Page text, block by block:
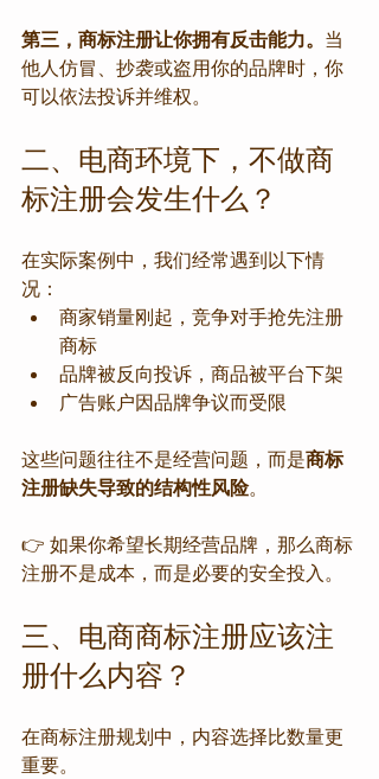
第三，商标注册让你拥有反击能力。 当
他人仿冒、抄袭或盗用你的品牌时，你
可以依法投诉并维权。
二、电商环境下，不做商
标注册会发生什么？
在实际案例中，我们经常遇到以下情
况：
商家销量刚起，竞争对手抢先注册
商标
品牌被反向投诉，商品被平台下架
广告账户因品牌争议而受限
这些问题往往不是经营问题，而是商标
注册缺失导致的结构性风险。
👉 如果你希望长期经营品牌，那么商标
注册不是成本，而是必要的安全投入。
三、电商商标注册应该注
册什么内容？
在商标注册规划中，内容选择比数量更
重要。